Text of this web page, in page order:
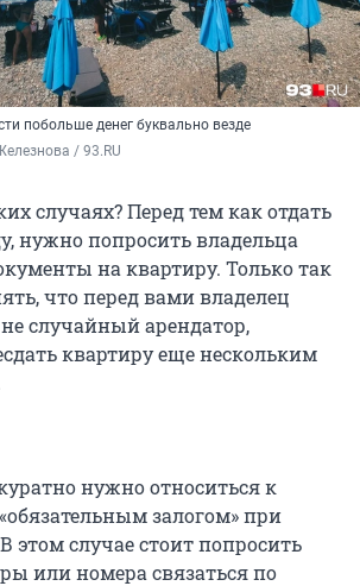
побольше денег буквально везде
/ 93.RU
случаях? Перед тем как отдать
нужно попросить владельца
на квартиру. Только так
что перед вами владелец
случайный арендатор,
квартиру еще нескольким
нужно относиться к
залогом» при
этом случае стоит попросить
или номера связаться по